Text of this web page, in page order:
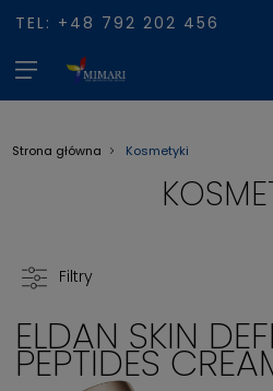
TEL: +48 792 202 456
Strona główna Kosmetyki
Filtry
ELDAN SKIN
PEPTIDES